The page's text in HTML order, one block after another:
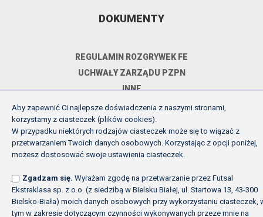
DOKUMENTY
REGULAMIN ROZGRYWEK FE
UCHWAŁY ZARZĄDU PZPN
INNE
POLITYKA PRYWATNOŚCI
Copyright (c) Futsal Ekstraklasa 2026
Aby zapewnić Ci najlepsze doświadczenia z naszymi stronami,
korzystamy z ciasteczek (plików cookies).
W przypadku niektórych rodzajów ciasteczek może się to wiązać z
przetwarzaniem Twoich danych osobowych. Korzystając z opcji poniżej,
możesz dostosować swoje ustawienia ciasteczek.
Zgadzam się. Wyrażam zgodę na przetwarzanie przez Futsal
Ekstraklasa sp. z o.o. (z siedzibą w Bielsku Białej, ul. Startowa 13, 43-300
Bielsko-Biała) moich danych osobowych przy wykorzystaniu ciasteczek,
tym w zakresie dotyczącym czynności wykonywanych przeze mnie na